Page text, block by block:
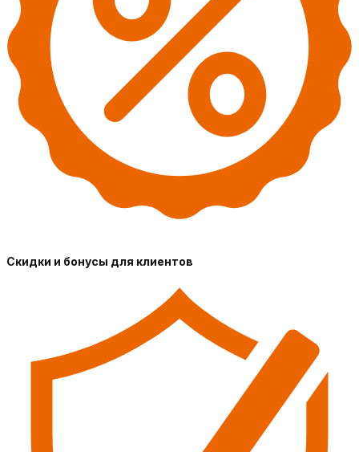
Скидки и бонусы для клиентов